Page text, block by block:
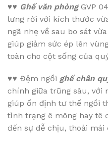
♥♥ Ghế văn phòngGVP
lưng rời với kích thước
ngã nhẹ về sau bo sát
giúp giảm sức ép lên
toàn cho cột sống của
♥♥ Đệm ngồi ghế chân
chính giữa trũng sâu, với
giúp ổn định tư thế ngồi
tình trạng ê mông hay tê
đến sự dễ chịu, thoải mái